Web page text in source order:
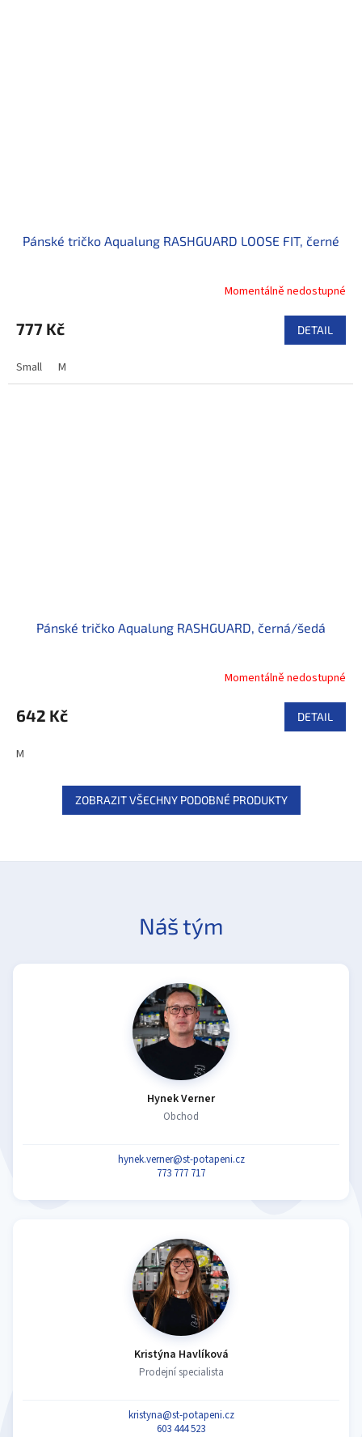
Pánské tričko Aqualung RASHGUARD LOOSE FIT, černé
Momentálně nedostupné
777 Kč DETAIL
Small M
Pánské tričko Aqualung RASHGUARD, černá/šedá
Momentálně nedostupné
642 Kč DETAIL
M
ZOBRAZIT VŠECHNY PODOBNÉ PRODUKTY
Náš tým
Hynek Verner
Obchod
hynek.verner@st-potapeni.cz
773 777 717
Kristýna Havlíková
Prodejní specialista
kristyna@st-potapeni.cz
603 444 523